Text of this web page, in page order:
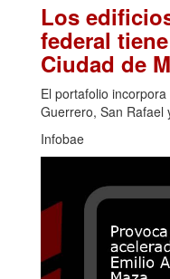
Los
federal
Ciudad de
El portafolio
Guerrero, San Rafael
Infobae